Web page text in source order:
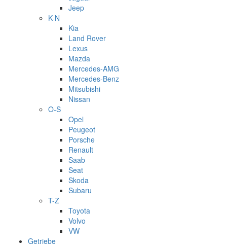
Jeep
K-N
Kia
Land Rover
Lexus
Mazda
Mercedes-AMG
Mercedes-Benz
Mitsubishi
Nissan
O-S
Opel
Peugeot
Porsche
Renault
Saab
Seat
Skoda
Subaru
T-Z
Toyota
Volvo
VW
Getriebe